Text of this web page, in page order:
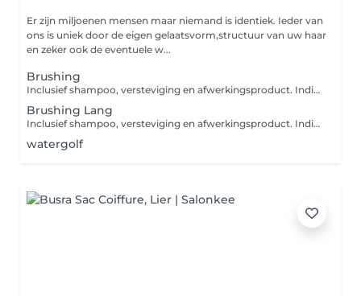
Er zijn miljoenen mensen maar niemand is identiek. Ieder van
ons is uniek door de eigen gelaatsvorm,structuur van uw haar
en zeker ook de eventuele w...
Brushing
Inclusief shampoo, versteviging en afwerkingsproduct. Indien u uw haar wenst af te werken met een stijl- of krultang, gelieve deze dienst APART bij te boeken onder de categorie "DAMES". Indien u een masker, een conditioner of een intensieve verzorging wenst, zal hiervoor een supplement aangerekend worden.
Brushing Lang
Inclusief shampoo, versteviging en afwerkingsproduct. Indien u uw haar wenst af te werken met een stijl- of krultang, gelieve deze dienst APART bij te boeken onder de categorie "DAMES". Indien u een masker, een conditioner of een intensieve verzorging wenst, zal hiervoor een supplement aangerekend worden.
watergolf